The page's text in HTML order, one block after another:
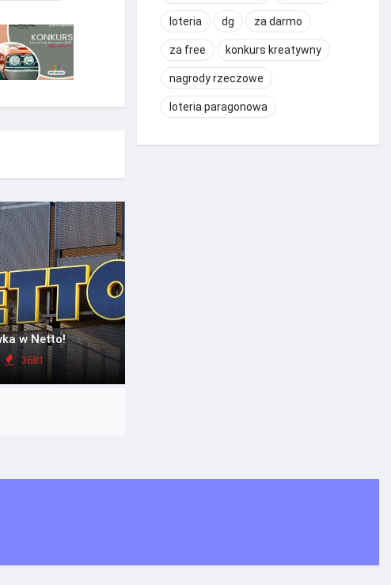
w Netto!
3681
loteria dg za darmo
za free konkurs kreatywny
nagrody rzeczowe
loteria paragonowa